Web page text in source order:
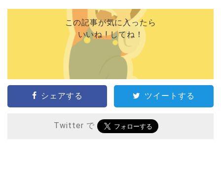
この記事が気に入ったら
いいね ! してね！
シェアする ツイートする
Twitter で